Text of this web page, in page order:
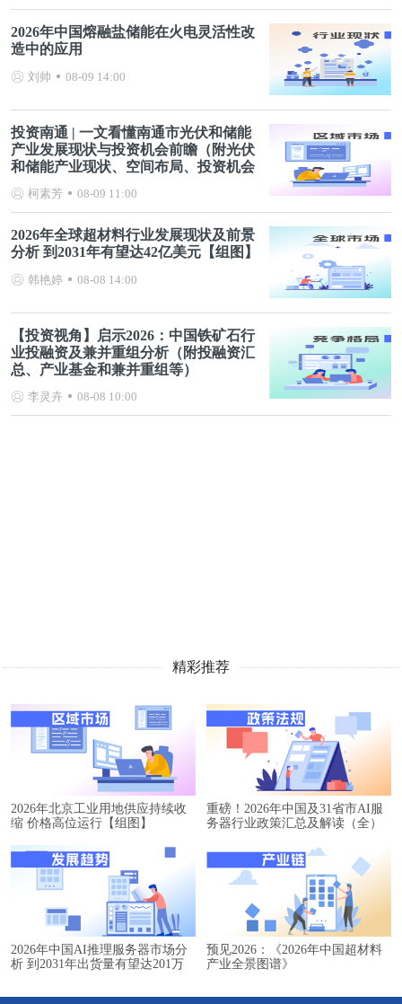
2026年中国熔融盐储能在火电灵活性改
造中的应用
刘帅 08-09 14:00
投资南通 | 一文看懂南通市光伏和储能
产业发展现状与投资机会前瞻（附光伏
和储能产业现状、空间布局、投资机会
柯素芳 08-09 11:00
2026年全球超材料行业发展现状及前景
分析 到2031年有望达42亿美元【组图】
韩艳婷 08-08 14:00
【投资视角】启示2026：中国铁矿石行
业投融资及兼并重组分析（附投融资汇
总、产业基金和兼并重组等）
李灵卉 08-08 10:00
精彩推荐
2026年北京工业用地供应持续收
缩 价格高位运行【组图】
重磅！2026年中国及31省市AI服
务器行业政策汇总及解读（全）
2026年中国AI推理服务器市场分
析 到2031年出货量有望达201万
预见2026：《2026年中国超材料
产业全景图谱》